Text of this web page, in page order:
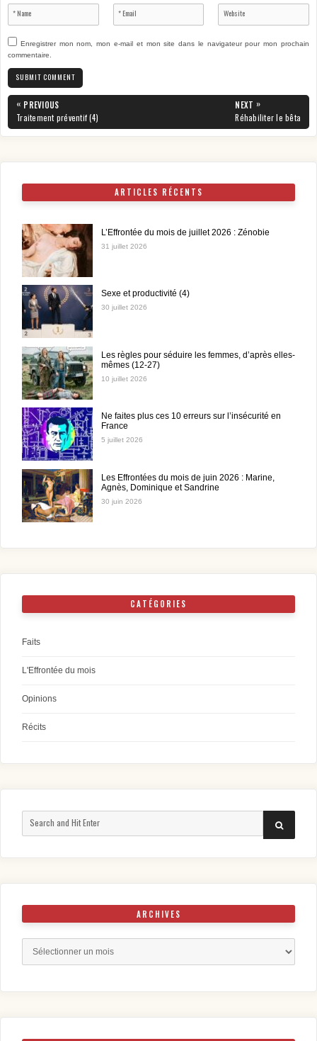
Enregistrer mon nom, mon e-mail et mon site dans le navigateur pour mon prochain
commentaire.
Navigation
de
l’article
« PREVIOUS
PREVIOUS
POST:
Traitement préventif (4)
NEXT »
NEXT
POST:
Réhabiliter le bêta
ARTICLES RÉCENTS
L’Effrontée du mois de juillet 2026 : Zénobie
31 juillet 2026
Sexe et productivité (4)
30 juillet 2026
Les règles pour séduire les femmes, d’après elles-
mêmes (12-27)
10 juillet 2026
Ne faites plus ces 10 erreurs sur l’insécurité en
France
5 juillet 2026
Les Effrontées du mois de juin 2026 : Marine,
Agnès, Dominique et Sandrine
30 juin 2026
CATÉGORIES
Faits
L'Effrontée du mois
Opinions
Récits
SEARCH
ARCHIVES